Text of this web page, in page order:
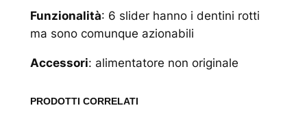
Funzionalità: 6 slider hanno i dentini rotti
ma sono comunque azionabili
Accessori: alimentatore non originale
PRODOTTI CORRELATI